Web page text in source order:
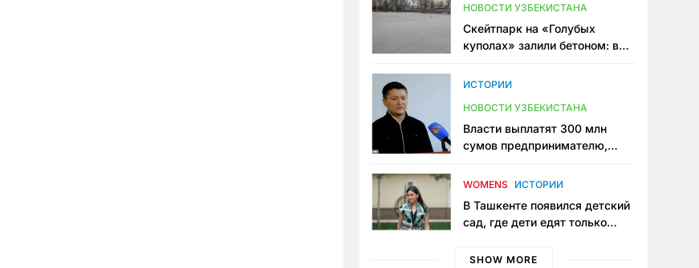
НОВОСТИ УЗБЕКИСТАНА
Скейтпарк на «Голубых
куполах» залили бетоном: в
одно общественное
ИСТОРИИ
НОВОСТИ УЗБЕКИСТАНА
Власти выплатят 300 млн
сумов предпринимателю,
тюрьме по незаконному
WOMENS ИСТОРИИ
В Ташкенте появился детский
сад, где дети едят только
мама, которая устала просить
SHOW MORE